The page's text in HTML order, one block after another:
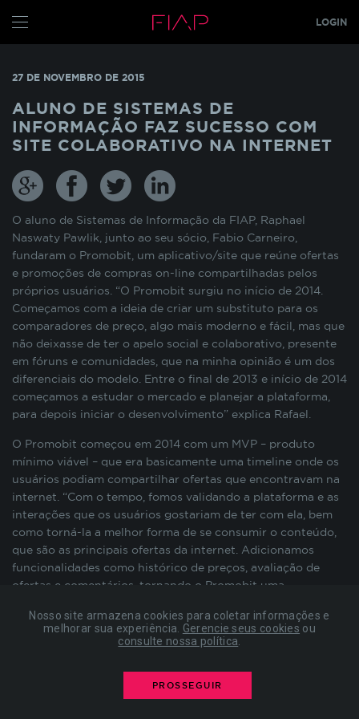
LOGIN
GRADUAÇÃO
GLOBAL MBAs
PÓS TECH
FIAP ON
FIAP EMPRESAS
FIAP
ALUN
Nosso site armazena cookies para coletar informações e
melhorar sua experiência. Gerencie seus cookies ou
consulte nossa política
PROSSEGUIR
27 DE NOVEMBRO DE 2015
ALUNO DE SISTEMAS DE
INFORMAÇÃO FAZ SUCESSO COM
SITE COLABORATIVO NA INTERNET
O aluno de Sistemas de Informação da FIAP, Raphael
Naswaty Pawlik, junto ao seu sócio, Fabio Carneiro,
fundaram o Promobit, um aplicativo/site que reúne ofertas
e promoções de compras on-line compartilhadas pelos
próprios usuários. “O Promobit surgiu no início de 2014.
Começamos com a ideia de criar um substituto para os
comparadores de preço, algo mais moderno e fácil, mas que
não deixasse de ter o apelo social e colaborativo, presente
em fóruns e comunidades, que na minha opinião é um dos
diferenciais do modelo. Entre o final de 2013 e início de 2014
começamos a estudar o mercado e planejar a plataforma,
para depois iniciar o desenvolvimento” explica Rafael.
O Promobit começou em 2014 com um MVP – produto
mínimo viável – que era basicamente uma timeline onde os
usuários podiam compartilhar ofertas que encontravam na
internet. “Com o tempo, fomos validando a plataforma e as
interações que os usuários gostariam de ter com ela, bem
como torná-la a melhor forma de se consumir o conteúdo,
que são as principais ofertas da internet. Adicionamos
funcionalidades como histórico de preços, avaliação de
ofertas e comentários, tornando o Promobit uma
A colaboração dos usuários, em conjunto com a curadoria
do serviço, permite um conteúdo seguro. A comunidade
dúvidas, dando força ao consumidor. Diariamente, são mais
de 150 ofertas imperdíveis, 400 mil sessões e R$ 2 milhões
cookies para melhorar a experiência de
navegação em nosso site e otimizar
constantemente os nossos serviços. Os cookies
informações básicas da sua interação com as
nossas páginas.
COOKIES INDISPENSÁVEIS
Estes cookies não podem ser desativados pois
são necessários para que o site funcione
corretamente ou para melhorar o desempenho
funcionalidades diversas. Eles estão relacionados
com a realização de login no Portal do Aluno, o
preenchimento de formulários, contagem de
visitas para a medição de performance de
páginas, entre outros. Todos armazenados sem a
possibilidade de identificação pessoal. Ao
configurar seu navegador para bloquear esses
cookies, algumas partes do site podem não
funcionar.
COOKIES DE PUBLICIDADE
Estes cookies são estabelecidos por nossos
compor um perfil sobre seus interesses e, a partir
disso, mostrar anúncios relevantes para você em
outros sites. As informações armazenadas são